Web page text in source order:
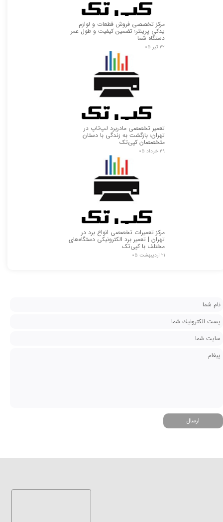
مرکز تخصصی فروش قطعات و لوازم
یدکی پرینتر؛ تضمین کیفیت و طول عمر
دستگاه شما
۲۲ تیر ۰۵
تعمیر تخصصی مادربرد لپ‌تاپ در
تهران؛ بازگشت به زندگی با دستان
متخصصان کپی‌تک
۲۹ خرداد ۰۵
مرکز تعمیرات تخصصی انواع برد در
تهران | تعمیر برد الکترونیکی دستگاه‌های
مختلف با کپی‌تک
۲۱ اردیبهشت ۰۵
ارسال